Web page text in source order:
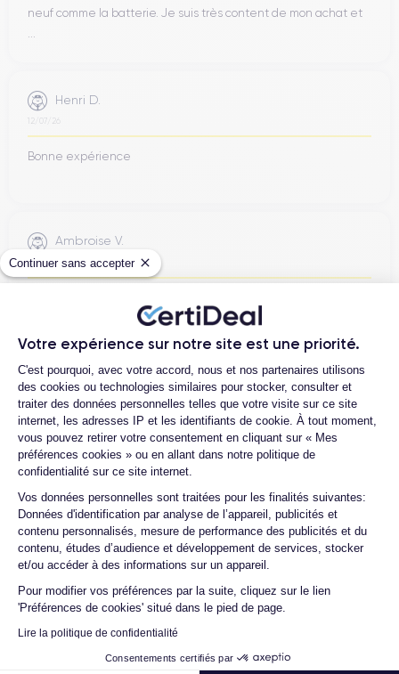
Continuer sans accepter
Votre expérience sur notre site est une priorité.
Plateforme de Gestion du
C'est pourquoi, avec votre accord, nous et nos partenaires utilisons
des cookies ou technologies similaires pour stocker, consulter et
traiter des données personnelles telles que votre visite sur ce site
internet, les adresses IP et les identifiants de cookie. À tout moment,
vous pouvez retirer votre consentement en cliquant sur « Mes
préférences cookies » ou en allant dans notre politique de
confidentialité sur ce site internet.
Vos données personnelles sont traitées pour les finalités suivantes:
Données d'identification par analyse de l’appareil, publicités et
contenu personnalisés, mesure de performance des publicités et du
contenu, études d’audience et développement de services, stocker
et/ou accéder à des informations sur un appareil.
Pour modifier vos préférences par la suite, cliquez sur le lien
'Préférences de cookies' situé dans le pied de page.
Lire la politique de confidentialité
Consentements certifiés par
Axeptio consent
neuf comme la batterie. Je suis très content de mon achat et
Henri D.
12/07/26
Bonne expérience
Ambroise V.
10/07/26
chez eux et rien à redire, il est nickel. La batterie a été
changée ...
Marc B.
09/07/26
Très bien, service impeccable, satisfait de mon achat. Je
Voir tous les avis
Méthodes de Paiement